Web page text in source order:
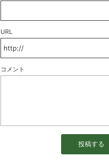
URL
コメント